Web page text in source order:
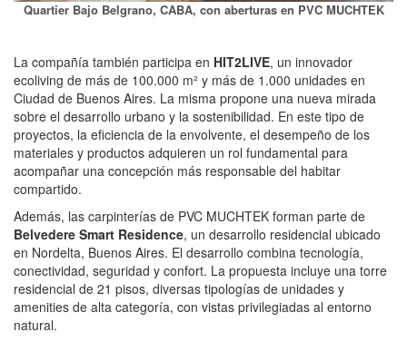
Quartier Bajo Belgrano, CABA, con aberturas en PVC MUCHTEK
La compañía también participa en HIT2LIVE, un innovador
ecoliving de más de 100.000 m² y más de 1.000 unidades en
Ciudad de Buenos Aires. La misma propone una nueva mirada
sobre el desarrollo urbano y la sostenibilidad. En este tipo de
proyectos, la eficiencia de la envolvente, el desempeño de los
materiales y productos adquieren un rol fundamental para
acompañar una concepción más responsable del habitar
compartido.
Además, las carpinterías de PVC MUCHTEK forman parte de
Belvedere Smart Residence, un desarrollo residencial ubicado
en Nordelta, Buenos Aires. El desarrollo combina tecnología,
conectividad, seguridad y confort. La propuesta incluye una torre
residencial de 21 pisos, diversas tipologías de unidades y
amenities de alta categoría, con vistas privilegiadas al entorno
natural.